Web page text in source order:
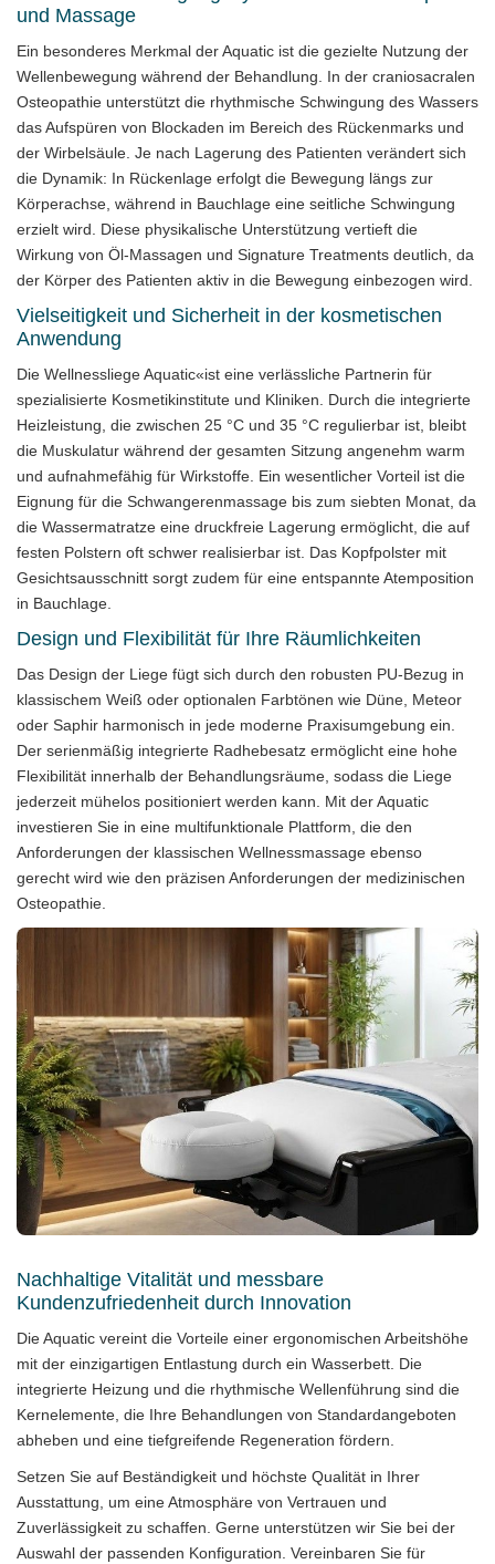
und Massage
Ein besonderes Merkmal der Aquatic ist die gezielte Nutzung der
Wellenbewegung während der Behandlung. In der craniosacralen
Osteopathie unterstützt die rhythmische Schwingung des Wassers
das Aufspüren von Blockaden im Bereich des Rückenmarks und
der Wirbelsäule. Je nach Lagerung des Patienten verändert sich
die Dynamik: In Rückenlage erfolgt die Bewegung längs zur
Körperachse, während in Bauchlage eine seitliche Schwingung
erzielt wird. Diese physikalische Unterstützung vertieft die
Wirkung von Öl-Massagen und Signature Treatments deutlich, da
der Körper des Patienten aktiv in die Bewegung einbezogen wird.
Vielseitigkeit und Sicherheit in der kosmetischen
Anwendung
Die Wellnessliege Aquatic«ist eine verlässliche Partnerin für
spezialisierte Kosmetikinstitute und Kliniken. Durch die integrierte
Heizleistung, die zwischen 25 °C und 35 °C regulierbar ist, bleibt
die Muskulatur während der gesamten Sitzung angenehm warm
und aufnahmefähig für Wirkstoffe. Ein wesentlicher Vorteil ist die
Eignung für die Schwangerenmassage bis zum siebten Monat, da
die Wassermatratze eine druckfreie Lagerung ermöglicht, die auf
festen Polstern oft schwer realisierbar ist. Das Kopfpolster mit
Gesichtsausschnitt sorgt zudem für eine entspannte Atemposition
in Bauchlage.
Design und Flexibilität für Ihre Räumlichkeiten
Das Design der Liege fügt sich durch den robusten PU-Bezug in
klassischem Weiß oder optionalen Farbtönen wie Düne, Meteor
oder Saphir harmonisch in jede moderne Praxisumgebung ein.
Der serienmäßig integrierte Radhebesatz ermöglicht eine hohe
Flexibilität innerhalb der Behandlungsräume, sodass die Liege
jederzeit mühelos positioniert werden kann. Mit der Aquatic
investieren Sie in eine multifunktionale Plattform, die den
Anforderungen der klassischen Wellnessmassage ebenso
gerecht wird wie den präzisen Anforderungen der medizinischen
Osteopathie.
Nachhaltige Vitalität und messbare
Kundenzufriedenheit durch Innovation
Die Aquatic vereint die Vorteile einer ergonomischen Arbeitshöhe
mit der einzigartigen Entlastung durch ein Wasserbett. Die
integrierte Heizung und die rhythmische Wellenführung sind die
Kernelemente, die Ihre Behandlungen von Standardangeboten
abheben und eine tiefgreifende Regeneration fördern.
Setzen Sie auf Beständigkeit und höchste Qualität in Ihrer
Ausstattung, um eine Atmosphäre von Vertrauen und
Zuverlässigkeit zu schaffen. Gerne unterstützen wir Sie bei der
Auswahl der passenden Konfiguration. Vereinbaren Sie für